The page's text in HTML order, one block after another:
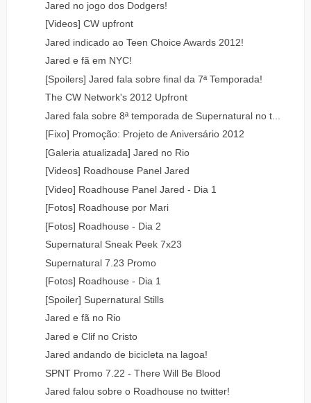
Jared no jogo dos Dodgers!
[Videos] CW upfront
Jared indicado ao Teen Choice Awards 2012!
Jared e fã em NYC!
[Spoilers] Jared fala sobre final da 7ª Temporada!
The CW Network's 2012 Upfront
Jared fala sobre 8ª temporada de Supernatural no t...
[Fixo] Promoção: Projeto de Aniversário 2012
[Galeria atualizada] Jared no Rio
[Videos] Roadhouse Panel Jared
[Video] Roadhouse Panel Jared - Dia 1
[Fotos] Roadhouse por Mari
[Fotos] Roadhouse - Dia 2
Supernatural Sneak Peek 7x23
Supernatural 7.23 Promo
[Fotos] Roadhouse - Dia 1
[Spoiler] Supernatural Stills
Jared e fã no Rio
Jared e Clif no Cristo
Jared andando de bicicleta na lagoa!
SPNT Promo 7.22 - There Will Be Blood
Jared falou sobre o Roadhouse no twitter!